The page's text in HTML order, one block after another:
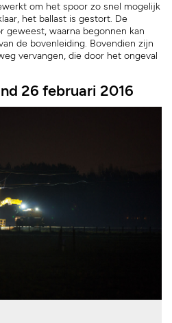
om het spoor zo snel mogelijk
het ballast is gestort. De
geweest, waarna begonnen kan
de bovenleiding. Bovendien zijn
vervangen, die door het ongeval
26 februari 2016